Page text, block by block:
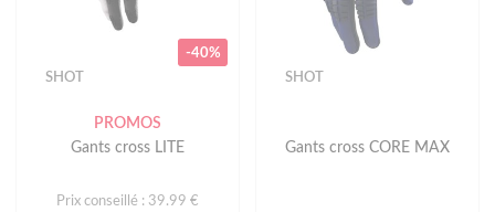
-40%
SHOT
PROMOS
Gants cross LITE
Prix conseillé : 39.99 €
SHOT
Gants cross CORE MAX